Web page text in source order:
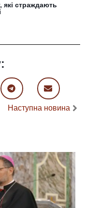
які страждають
Наступна новина